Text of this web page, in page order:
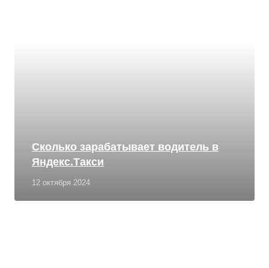
12 октября 2024
Сколько зарабатывает водитель в
Яндекс.Такси